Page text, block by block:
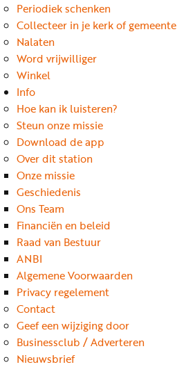
Periodiek schenken
Collecteer in je kerk of gemeente
Nalaten
Word vrijwilliger
Winkel
Info
Hoe kan ik luisteren?
Steun onze missie
Download de app
Over dit station
Onze missie
Geschiedenis
Ons Team
Financiën en beleid
Raad van Bestuur
ANBI
Algemene Voorwaarden
Privacy regelement
Contact
Geef een wijziging door
Businessclub / Adverteren
Nieuwsbrief
Privacy
reglement
Algemene
voorwaarden